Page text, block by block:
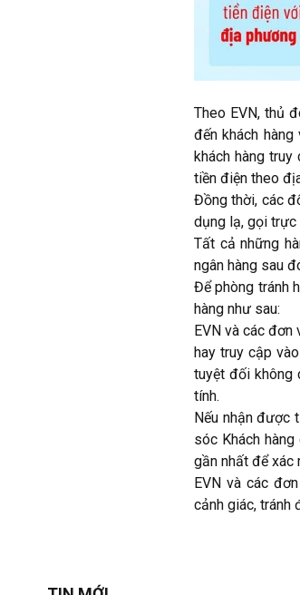
Theo EVN, thủ
đến khách
khách hàng
tiền điện theo
Đồng thời, các
dụng lạ, gọi trực
Tất cả những
ngân hàng sau
Để phòng tránh
hàng như sau:
EVN và các
hay truy cập
tuyệt đối không
tính.
Nếu nhận được
sóc Khách
gần nhất để xác
EVN và các
cảnh giác, tránh